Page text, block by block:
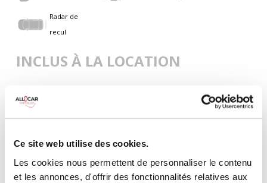
Ce site web utilise des cookies.
Les cookies nous permettent de personnaliser le contenu
et les annonces, d'offrir des fonctionnalités relatives aux
Radar de
recul
INCLUS À LA LOCATION
Killométrage illimité
CONDITIONS DE LOCATION